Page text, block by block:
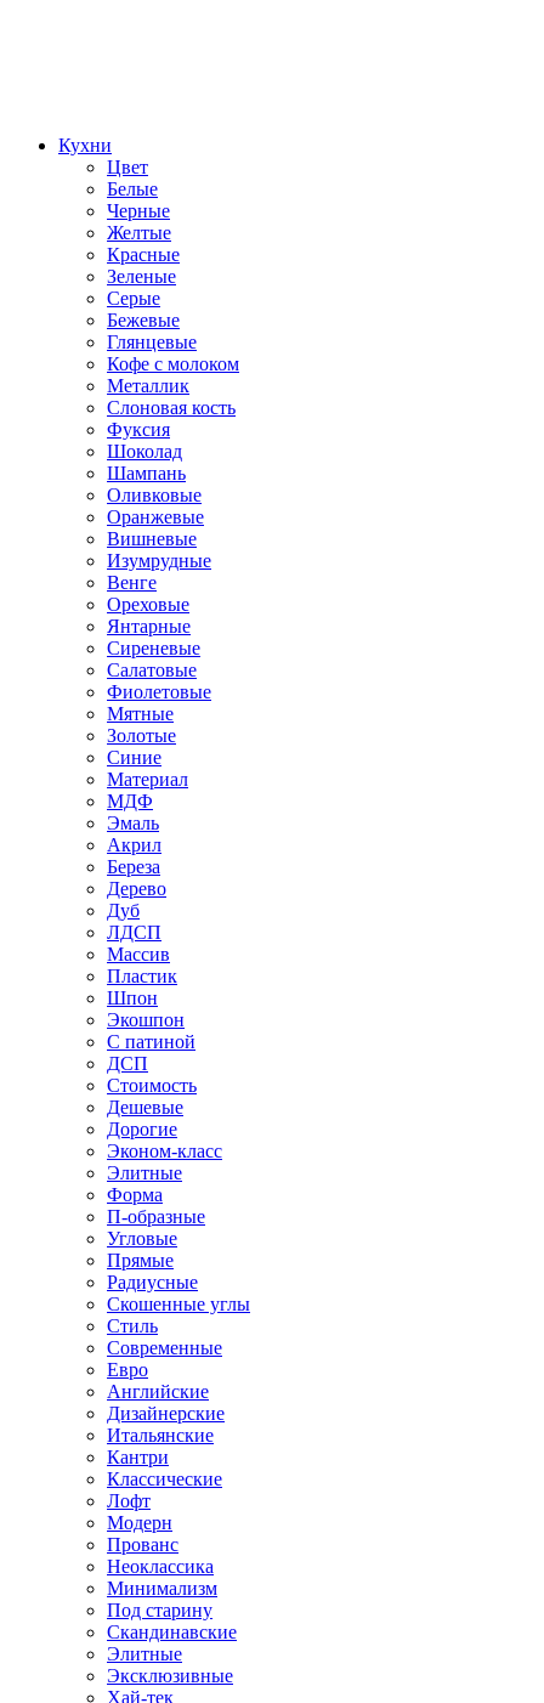
Кухни
Цвет
Белые
Черные
Желтые
Красные
Зеленые
Серые
Бежевые
Глянцевые
Кофе с молоком
Металлик
Слоновая кость
Фуксия
Шоколад
Шампань
Оливковые
Оранжевые
Вишневые
Изумрудные
Венге
Ореховые
Янтарные
Сиреневые
Салатовые
Фиолетовые
Мятные
Золотые
Синие
Материал
МДФ
Эмаль
Акрил
Береза
Дерево
Дуб
ЛДСП
Массив
Пластик
Шпон
Экошпон
С патиной
ДСП
Стоимость
Дешевые
Дорогие
Эконом-класс
Элитные
Форма
П-образные
Угловые
Прямые
Радиусные
Скошенные углы
Стиль
Современные
Евро
Английские
Дизайнерские
Итальянские
Кантри
Классические
Лофт
Модерн
Прованс
Неоклассика
Минимализм
Под старину
Скандинавские
Элитные
Эксклюзивные
Хай-тек